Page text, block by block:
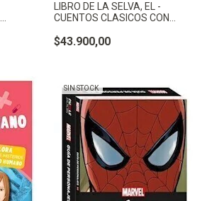
LIBRO DE LA SELVA, EL -
CUENTOS CLASICOS CON
$43.900,00
SIN STOCK